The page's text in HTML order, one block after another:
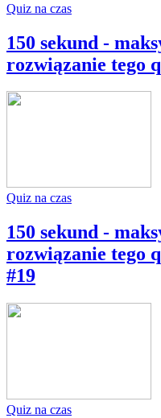
Quiz na czas
150 sekund -
rozwiązanie tego
Quiz na czas
150 sekund -
rozwiązanie tego
#19
Quiz na czas